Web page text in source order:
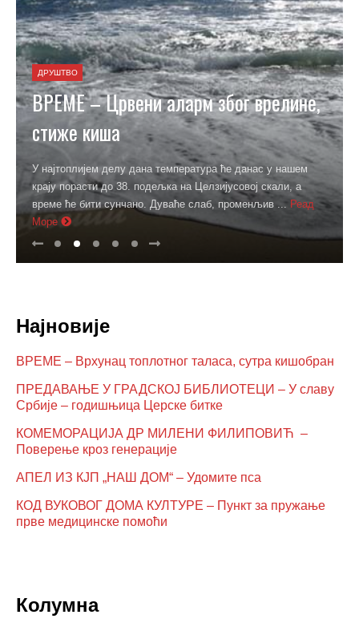
ДРУШТВО
ВРЕМЕ – Црвени аларм због врелине,
стиже киша
У најтоплијем делу дана температура ће данас у нашем
крају порасти до 38. подељка на Целзијусовој скали, а
време ће бити сунчано. Дуваће слаб, променљив ... Реад
Море
Најновије
ВРЕМЕ – Врхунац топлотног таласа, сутра кишобран
ПРЕДАВАЊЕ У ГРАДСКОЈ БИБЛИОТЕЦИ – У славу
Србије – годишњица Церске битке
КОМЕМОРАЦИЈА ДР МИЛЕНИ ФИЛИПОВИЋ –
Поверење кроз генерације
АПЕЛ ИЗ КЈП „НАШ ДОМ“ – Удомите пса
КОД ВУКОВОГ ДОМА КУЛТУРЕ – Пункт за пружање
прве медицинске помоћи
Колумна